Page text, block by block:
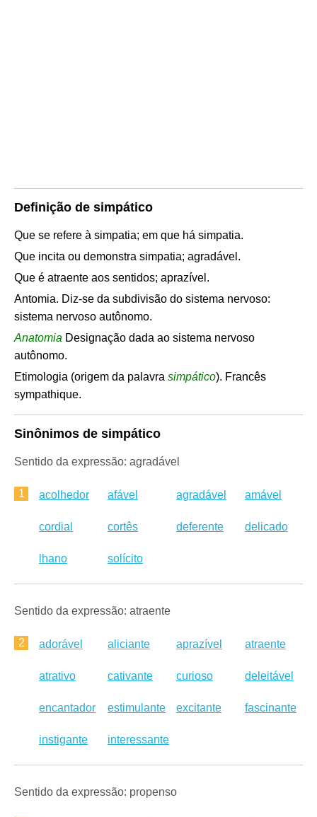
Definição de simpático
Que se refere à simpatia; em que há simpatia.
Que incita ou demonstra simpatia; agradável.
Que é atraente aos sentidos; aprazível.
Antomia. Diz-se da subdivisão do sistema nervoso:
sistema nervoso autônomo.
Anatomia Designação dada ao sistema nervoso
autônomo.
Etimologia (origem da palavra simpático). Francês
sympathique.
Sinônimos de simpático
Sentido da expressão: agradável
1 acolhedor afável agradável amável
cordial cortês deferente delicado
lhano solícito
Sentido da expressão: atraente
2 adorável aliciante aprazível atraente
atrativo cativante curioso deleitável
encantador estimulante excitante fascinante
instigante interessante
Sentido da expressão: propenso